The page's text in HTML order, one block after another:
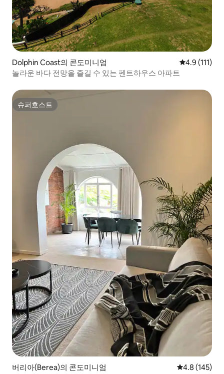
Dolphin Coast의 콘도미니엄 평점 4.9점(5
4.9 (111)
놀라운 바다 전망을 즐길 수 있는 펜트하우스 아파트
슈퍼호스트
슈퍼호스트
버리아(Berea)의 콘도미니엄 평점 4.8점(5
4.8 (145)